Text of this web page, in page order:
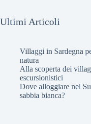
Ultimi Articoli
Villaggi in Sardegna
natura
Alla scoperta dei
escursionistici
Dove alloggiare nel
sabbia bianca?